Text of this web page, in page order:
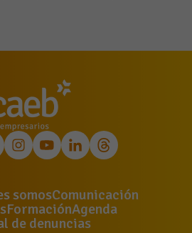
somosComunicación
FormaciónAgenda
de denuncias